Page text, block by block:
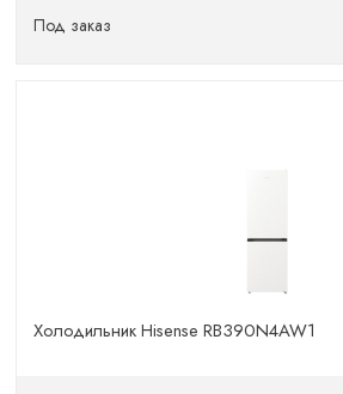
Под заказ
Холодильник Hisense RB390N4AW1